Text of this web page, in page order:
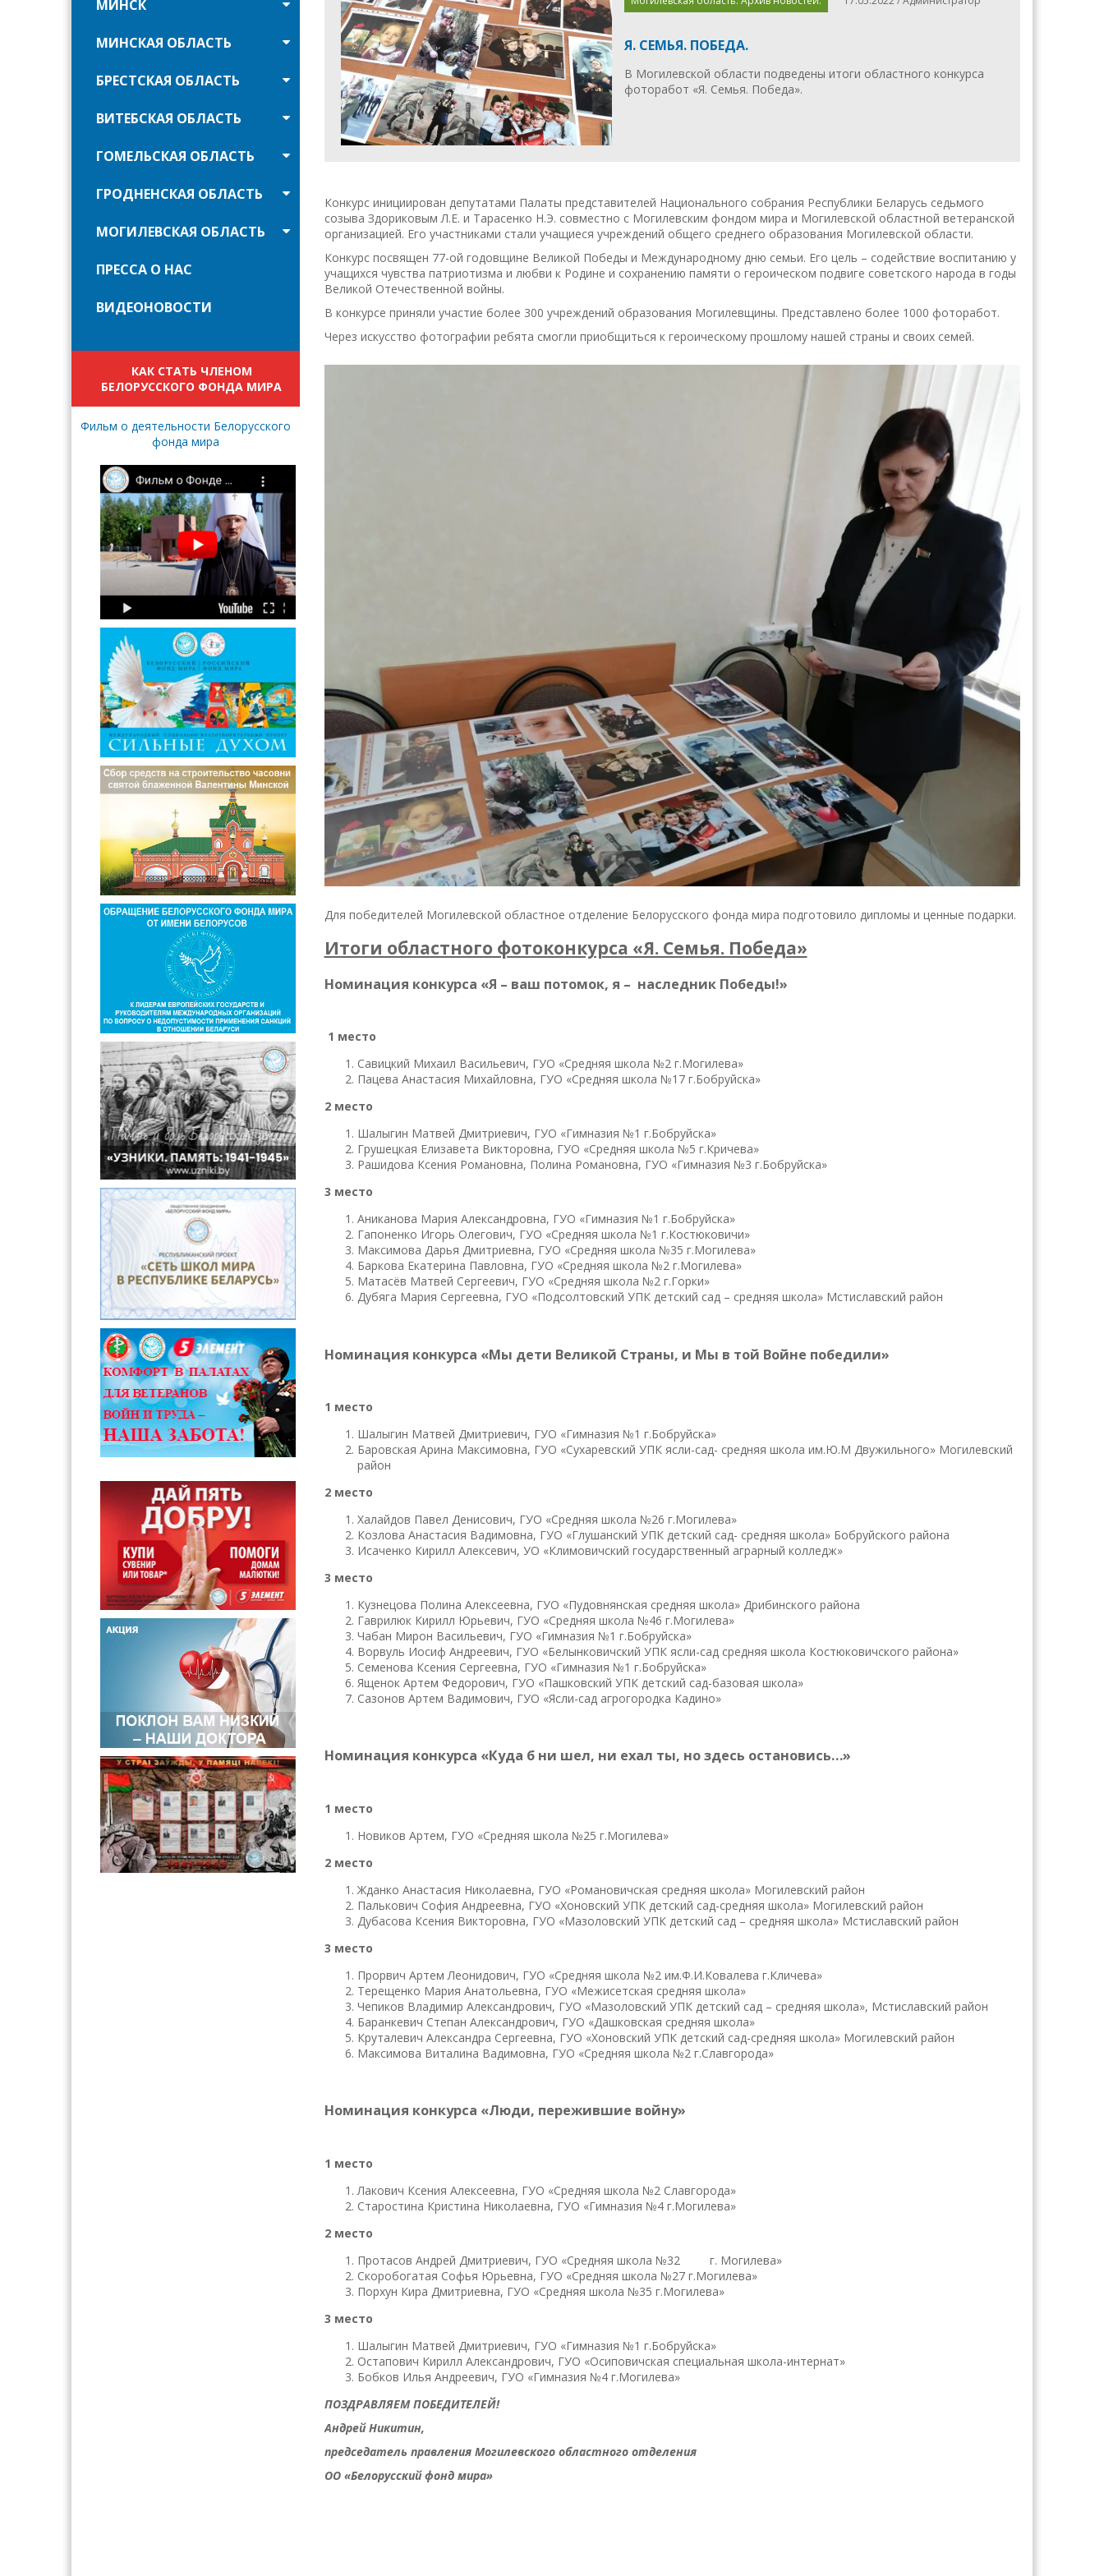
МИНСК
МИНСКАЯ ОБЛАСТЬ
БРЕСТСКАЯ ОБЛАСТЬ
ВИТЕБСКАЯ ОБЛАСТЬ
ГОМЕЛЬСКАЯ ОБЛАСТЬ
ГРОДНЕНСКАЯ ОБЛАСТЬ
МОГИЛЕВСКАЯ ОБЛАСТЬ
ПРЕССА О НАС
ВИДЕОНОВОСТИ
КАК СТАТЬ ЧЛЕНОМ
БЕЛОРУССКОГО ФОНДА МИРА
Фильм о деятельности Белорусского
фонда мира
Я. СЕМЬЯ. ПОБЕДА.
В Могилевской области подведены итоги областного конкурса
фоторабот «Я. Семья. Победа».
Конкурс инициирован депутатами Палаты представителей Национального собрания Республики Беларусь седьмого
созыва Здориковым Л.Е. и Тарасенко Н.Э. совместно с Могилевским фондом мира и Могилевской областной ветеранской
организацией. Его участниками стали учащиеся учреждений общего среднего образования Могилевской области.
Конкурс посвящен 77-ой годовщине Великой Победы и Международному дню семьи. Его цель – содействие воспитанию у
учащихся чувства патриотизма и любви к Родине и сохранению памяти о героическом подвиге советского народа в годы
Великой Отечественной войны.
В конкурсе приняли участие более 300 учреждений образования Могилевщины. Представлено более 1000 фоторабот.
Через искусство фотографии ребята смогли приобщиться к героическому прошлому нашей страны и своих семей.
Для победителей Могилевской областное отделение Белорусского фонда мира подготовило дипломы и ценные подарки.
Итоги областного фотоконкурса «Я. Семья. Победа»
Номинация конкурса «Я – ваш потомок, я – наследник Победы!»
1 место
Савицкий Михаил Васильевич, ГУО «Средняя школа №2 г.Могилева»
Пацева Анастасия Михайловна, ГУО «Средняя школа №17 г.Бобруйска»
2 место
Шалыгин Матвей Дмитриевич, ГУО «Гимназия №1 г.Бобруйска»
Грушецкая Елизавета Викторовна, ГУО «Средняя школа №5 г.Кричева»
Рашидова Ксения Романовна, Полина Романовна, ГУО «Гимназия №3 г.Бобруйска»
3 место
Аниканова Мария Александровна, ГУО «Гимназия №1 г.Бобруйска»
Гапоненко Игорь Олегович, ГУО «Средняя школа №1 г.Костюковичи»
Максимова Дарья Дмитриевна, ГУО «Средняя школа №35 г.Могилева»
Баркова Екатерина Павловна, ГУО «Средняя школа №2 г.Могилева»
Матасёв Матвей Сергеевич, ГУО «Средняя школа №2 г.Горки»
Дубяга Мария Сергеевна, ГУО «Подсолтовский УПК детский сад – средняя школа» Мстиславский район
Номинация конкурса «Мы дети Великой Страны, и Мы в той Войне победили»
1 место
Шалыгин Матвей Дмитриевич, ГУО «Гимназия №1 г.Бобруйска»
Баровская Арина Максимовна, ГУО «Сухаревский УПК ясли-сад- средняя школа им.Ю.М Двужильного» Могилевский
район
2 место
Халайдов Павел Денисович, ГУО «Средняя школа №26 г.Могилева»
Козлова Анастасия Вадимовна, ГУО «Глушанский УПК детский сад- средняя школа» Бобруйского района
Исаченко Кирилл Алексевич, УО «Климовичский государственный аграрный колледж»
3 место
Кузнецова Полина Алексеевна, ГУО «Пудовнянская средняя школа» Дрибинского района
Гаврилюк Кирилл Юрьевич, ГУО «Средняя школа №46 г.Могилева»
Чабан Мирон Васильевич, ГУО «Гимназия №1 г.Бобруйска»
Ворвуль Иосиф Андреевич, ГУО «Белынковичский УПК ясли-сад средняя школа Костюковичского района»
Семенова Ксения Сергеевна, ГУО «Гимназия №1 г.Бобруйска»
Ященок Артем Федорович, ГУО «Пашковский УПК детский сад-базовая школа»
Сазонов Артем Вадимович, ГУО «Ясли-сад агрогородка Кадино»
Номинация конкурса «Куда б ни шел, ни ехал ты, но здесь остановись…»
1 место
Новиков Артем, ГУО «Средняя школа №25 г.Могилева»
2 место
Жданко Анастасия Николаевна, ГУО «Романовичская средняя школа» Могилевский район
Палькович София Андреевна, ГУО «Хоновский УПК детский сад-средняя школа» Могилевский район
Дубасова Ксения Викторовна, ГУО «Мазоловский УПК детский сад – средняя школа» Мстиславский район
3 место
Прорвич Артем Леонидович, ГУО «Средняя школа №2 им.Ф.И.Ковалева г.Кличева»
Терещенко Мария Анатольевна, ГУО «Межисетская средняя школа»
Чепиков Владимир Александрович, ГУО «Мазоловский УПК детский сад – средняя школа», Мстиславский район
Баранкевич Степан Александрович, ГУО «Дашковская средняя школа»
Круталевич Александра Сергеевна, ГУО «Хоновский УПК детский сад-средняя школа» Могилевский район
Максимова Виталина Вадимовна, ГУО «Средняя школа №2 г.Славгорода»
Номинация конкурса «Люди, пережившие войну»
1 место
Лакович Ксения Алексеевна, ГУО «Средняя школа №2 Славгорода»
Старостина Кристина Николаевна, ГУО «Гимназия №4 г.Могилева»
2 место
Протасов Андрей Дмитриевич, ГУО «Средняя школа №32 г. Могилева»
Скоробогатая Софья Юрьевна, ГУО «Средняя школа №27 г.Могилева»
Порхун Кира Дмитриевна, ГУО «Средняя школа №35 г.Могилева»
3 место
Шалыгин Матвей Дмитриевич, ГУО «Гимназия №1 г.Бобруйска»
Остапович Кирилл Александрович, ГУО «Осиповичская специальная школа-интернат»
Бобков Илья Андреевич, ГУО «Гимназия №4 г.Могилева»
ПОЗДРАВЛЯЕМ ПОБЕДИТЕЛЕЙ!
Андрей Никитин,
председатель правления Могилевского областного отделения
ОО «Белорусский фонд мира»